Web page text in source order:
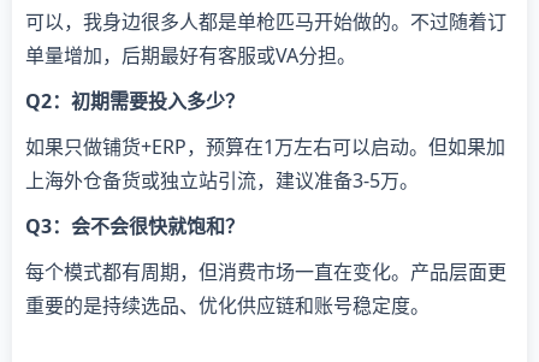
可以，我身边很多人都是单枪匹马开始做的。不过随着订
单量增加，后期最好有客服或VA分担。
Q2：初期需要投入多少？
如果只做铺货+ERP，预算在1万左右可以启动。但如果加
上海外仓备货或独立站引流，建议准备3-5万。
Q3：会不会很快就饱和？
每个模式都有周期，但消费市场一直在变化。产品层面更
重要的是持续选品、优化供应链和账号稳定度。